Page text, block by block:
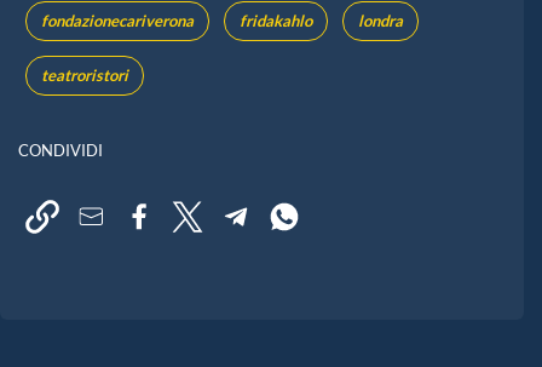
fondazionecariverona fridakahlo londra
teatroristori
CONDIVIDI